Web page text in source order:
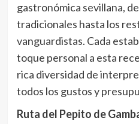
gastronómica sevillana,
tradicionales hasta los
vanguardistas. Cada
toque personal a esta
rica diversidad de
todos los gustos y
Ruta del Pepito de